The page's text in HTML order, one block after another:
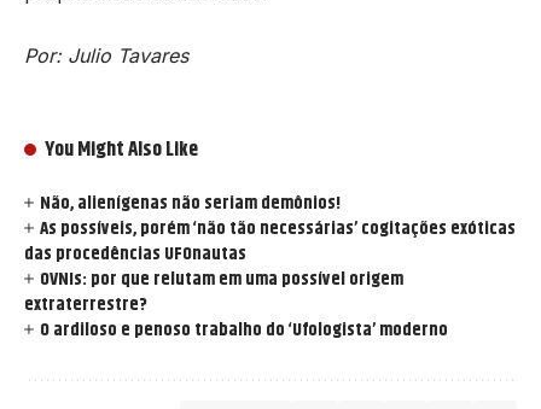
Por: Julio Tavares
You Might Also Like
Não, alienígenas não seriam demônios!
As possíveis, porém ‘não tão necessárias’ cogitações exóticas
das procedências UFOnautas
OVNIs: por que relutam em uma possível origem
extraterrestre?
O ardiloso e penoso trabalho do ‘Ufologista’ moderno